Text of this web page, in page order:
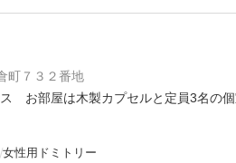
町７３２番地
お部屋は木製カプセルと定員3名の
女性用ドミトリー